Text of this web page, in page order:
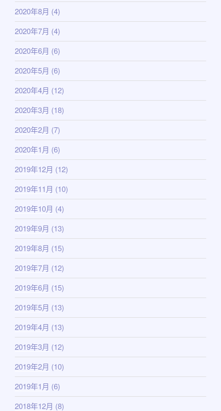
2020年8月 (4)
2020年7月 (4)
2020年6月 (6)
2020年5月 (6)
2020年4月 (12)
2020年3月 (18)
2020年2月 (7)
2020年1月 (6)
2019年12月 (12)
2019年11月 (10)
2019年10月 (4)
2019年9月 (13)
2019年8月 (15)
2019年7月 (12)
2019年6月 (15)
2019年5月 (13)
2019年4月 (13)
2019年3月 (12)
2019年2月 (10)
2019年1月 (6)
2018年12月 (8)